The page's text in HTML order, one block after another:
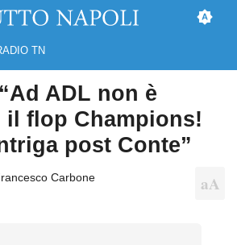
TN
ADL non è
il flop Champions!
post Conte”
Carbone